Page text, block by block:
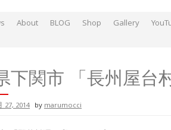
About BLOG Shop Gallery
下関市 「長州屋台
27, 2014 bymarumocci